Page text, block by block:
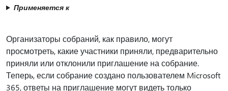
Применяется к
Организаторы собраний, как правило, могут
просмотреть, какие участники приняли, предварительно
приняли или отклонили приглашение на собрание.
Теперь, если собрание создано пользователем Microsoft
365, ответы на приглашение могут видеть только